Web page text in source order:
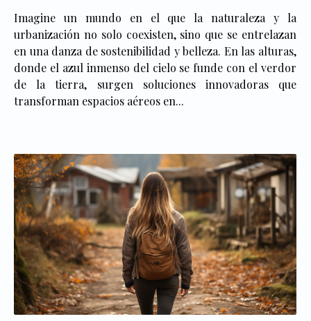
Imagine un mundo en el que la naturaleza y la
urbanización no solo coexisten, sino que se entrelazan
en una danza de sostenibilidad y belleza. En las alturas,
donde el azul inmenso del cielo se funde con el verdor
de la tierra, surgen soluciones innovadoras que
transforman espacios aéreos en...